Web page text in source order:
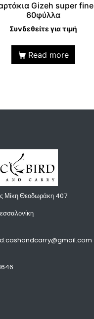
Gizeh super fine
60φύλλα
Συνδεθείτε για τιμή
Read more
Μίκη Θεοδωράκη 407